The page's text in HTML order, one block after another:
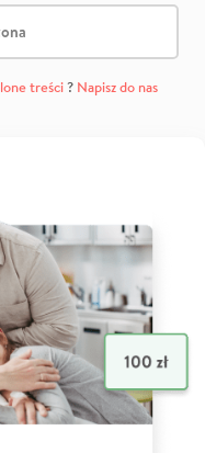
treści? Napisz do nas